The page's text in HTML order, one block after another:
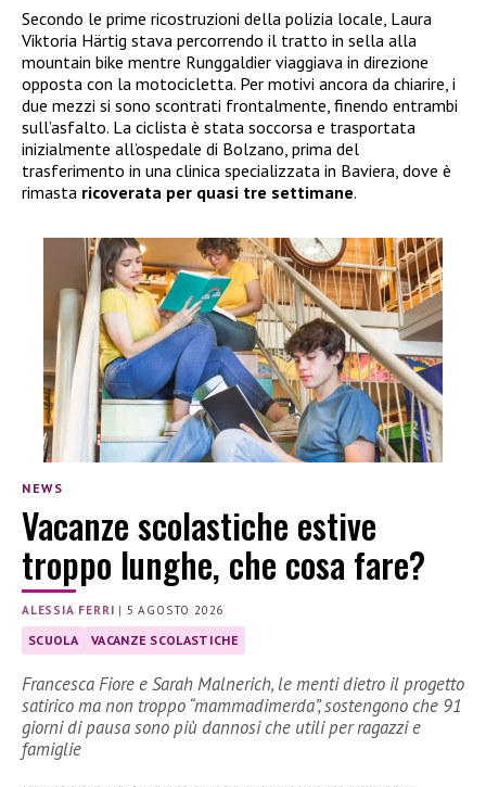
Secondo le prime ricostruzioni della polizia locale, Laura
Viktoria Härtig stava percorrendo il tratto in sella alla
mountain bike mentre Runggaldier viaggiava in direzione
opposta con la motocicletta. Per motivi ancora da chiarire, i
due mezzi si sono scontrati frontalmente, finendo entrambi
sull’asfalto. La ciclista è stata soccorsa e trasportata
inizialmente all’ospedale di Bolzano, prima del
trasferimento in una clinica specializzata in Baviera, dove è
rimasta ricoverata per quasi tre settimane.
NEWS
Vacanze scolastiche estive
troppo lunghe, che cosa fare?
ALESSIA FERRI | 5 AGOSTO 2026
SCUOLA VACANZE SCOLASTICHE
Francesca Fiore e Sarah Malnerich, le menti dietro il progetto
satirico ma non troppo “mammadimerda”, sostengono che 91
giorni di pausa sono più dannosi che utili per ragazzi e
famiglie